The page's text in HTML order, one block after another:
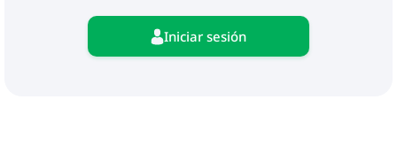
Iniciar sesión